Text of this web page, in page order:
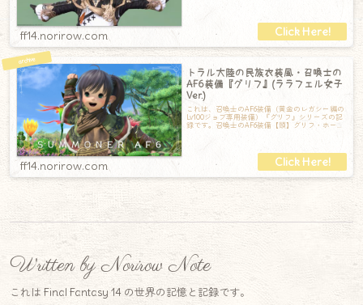
ff14.norirow.com
トラル大陸の民族衣装風・召喚士の
AF6装備『グリフ』(ララフェル女子
Ver.)
これは、召喚士のAF6装備（黄金のレガシー編の
Lv100ジョブ専用装備）『グリフ』シリーズの記
録です。召喚士のAF6装備【頭】グリフ・ホーン
ff14.norirow.com
Written by Norirow Note
これは Final Fantasy 14 の世界の記憶と記録です。